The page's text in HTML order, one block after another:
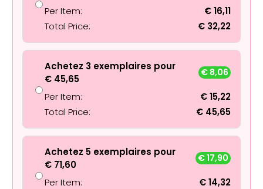
Per Item: €16,11
Total Price:
€ 32,22
Achetez 3 exemplaires pour
€ 45,65
€ 8,06
Per Item: €15,22
Total Price:
€ 45,65
Achetez 5 exemplaires pour
€ 71,60
€17,90
Per Item: €14,32